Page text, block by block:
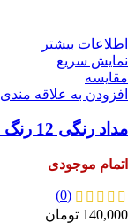
اطلاعات بیشتر
نمایش سریع
مقايسه
افزودن به علاقه مندی
مداد رنگی 12 رنگ مقوایی فکتیس FACTIS
اتمام موجودی
(0)
140,000 تومان